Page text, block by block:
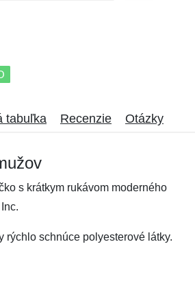
tabuľka Recenzie Otázky
s krátkym rukávom moderného
rýchlo schnúce polyesterové látky.